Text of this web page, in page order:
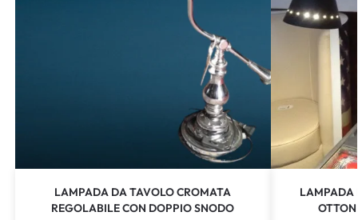
LAMPADA DA TAVOLO CROMATA
REGOLABILE CON DOPPIO SNODO
LAMPADA